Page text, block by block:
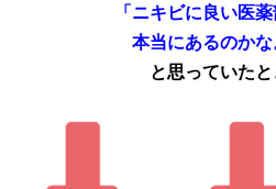
「ニキビに良い医
本当にあるのかな
と思っていたと